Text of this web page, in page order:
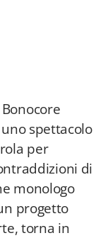
uno spettacolo
per
di
monologo
progetto
torna in